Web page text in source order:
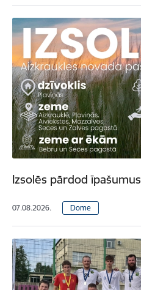
Izsolēs pārdod īpašumus
07.08.2026. Dome